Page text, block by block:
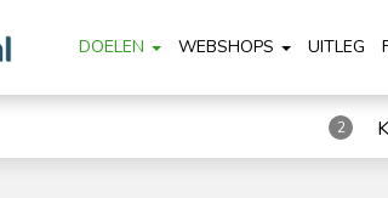
DOELEN WEBSHOPS UITLEG
2